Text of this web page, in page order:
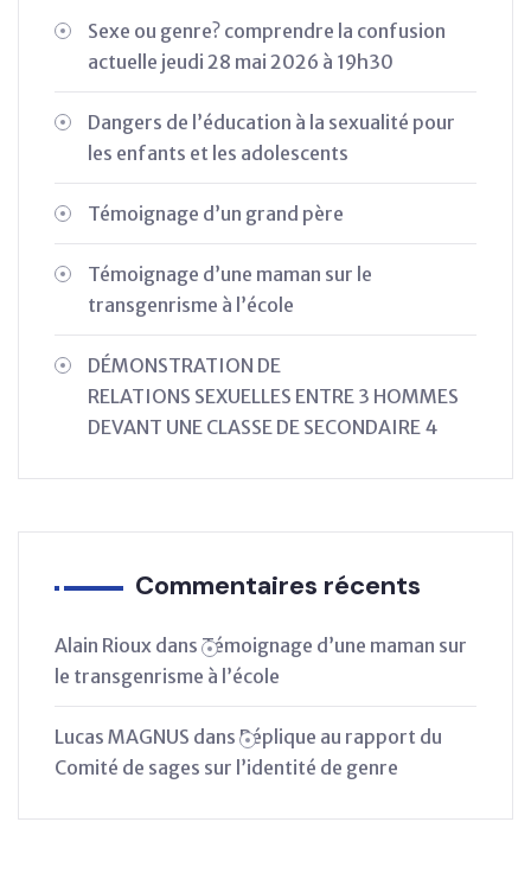
Sexe ou genre? comprendre la confusion
actuelle jeudi 28 mai 2026 à 19h30
Dangers de l’éducation à la sexualité pour
les enfants et les adolescents
Témoignage d’un grand père
Témoignage d’une maman sur le
transgenrisme à l’école
DÉMONSTRATION DE
RELATIONS SEXUELLES ENTRE 3 HOMMES
DEVANT UNE CLASSE DE SECONDAIRE 4
Commentaires récents
Alain Rioux dans Témoignage d’une maman sur
le transgenrisme à l’école
Lucas MAGNUS dans Réplique au rapport du
Comité de sages sur l’identité de genre